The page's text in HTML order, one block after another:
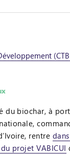
du biochar, à
rentre
projet VABICUI